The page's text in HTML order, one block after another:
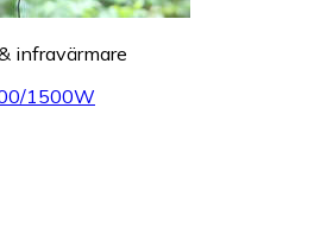
infravärmare
1500W